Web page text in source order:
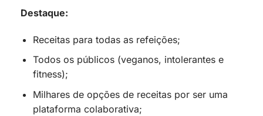
Destaque:
Receitas para todas as refeições;
Todos os públicos (veganos, intolerantes e
fitness);
Milhares de opções de receitas por ser uma
plataforma colaborativa;